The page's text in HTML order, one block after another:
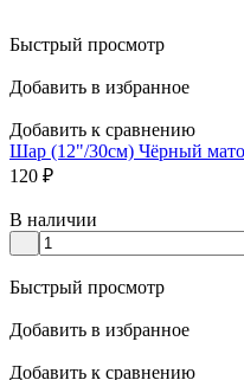
Быстрый просмотр
Добавить в избранное
Добавить к сравнению
Шар (12"/30см) Чёрный
120 ₽
В наличии
Быстрый просмотр
Добавить в избранное
Добавить к сравнению